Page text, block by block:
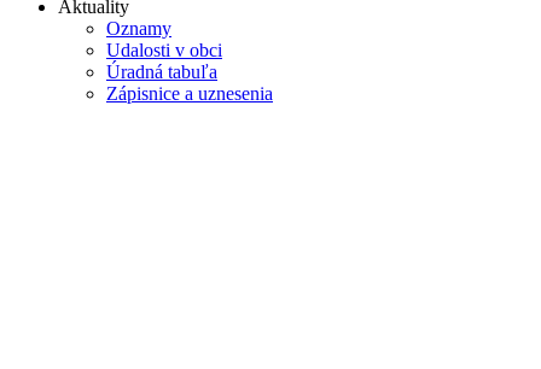
Aktuality
Oznamy
Udalosti v obci
Úradná tabuľa
Zápisnice a uznesenia